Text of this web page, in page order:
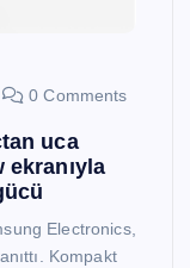
0 Comments
uca
Electronics,
Kompakt